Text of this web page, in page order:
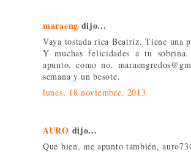
maraeng dijo...
Vaya tostada rica Beatriz. Tiene una
Y muchas felicidades a tu sobrina.
apunto, como no.
semana y un besote.
lunes, 18 noviembre, 2013
AURO dijo...
Que bien, me apunto también,